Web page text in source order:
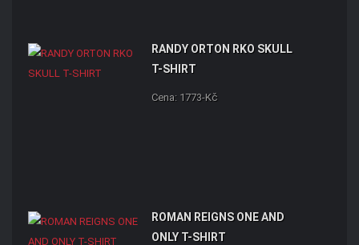
RANDY ORTON RKO SKULL
T-SHIRT
Cena: 1773-Kč
ROMAN REIGNS ONE AND
ONLY T-SHIRT